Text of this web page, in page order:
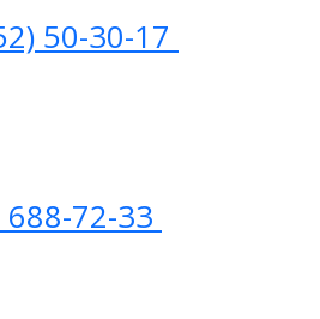
50-30-17
688-72-33